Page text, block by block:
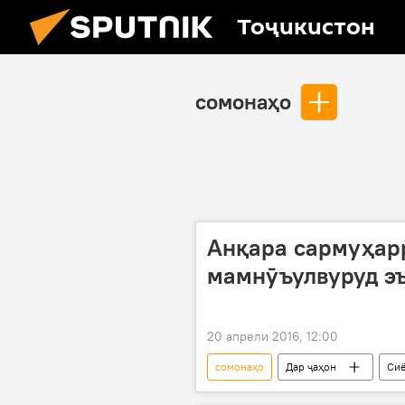
Тоҷикистон
сомонаҳо
Анқара
мамнӯъулвуруд
20 апрели 2016, 12:00
сомонаҳо Дар ҷаҳон
Истамбул
Анқара